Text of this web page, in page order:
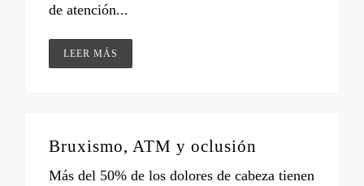
de atención...
LEER MÁS
Bruxismo, ATM y oclusión
Más del 50% de los dolores de cabeza tienen